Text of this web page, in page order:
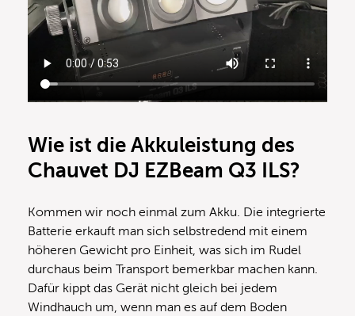
Wie ist die Akkuleistung des
Chauvet DJ EZBeam Q3 ILS?
Kommen wir noch einmal zum Akku. Die integrierte
Batterie erkauft man sich selbstredend mit einem
höheren Gewicht pro Einheit, was sich im Rudel
durchaus beim Transport bemerkbar machen kann.
Dafür kippt das Gerät nicht gleich bei jedem
Windhauch um, wenn man es auf dem Boden